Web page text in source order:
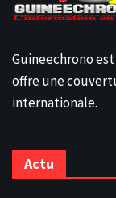
Guineechrono
offre une
internationale.
Actu